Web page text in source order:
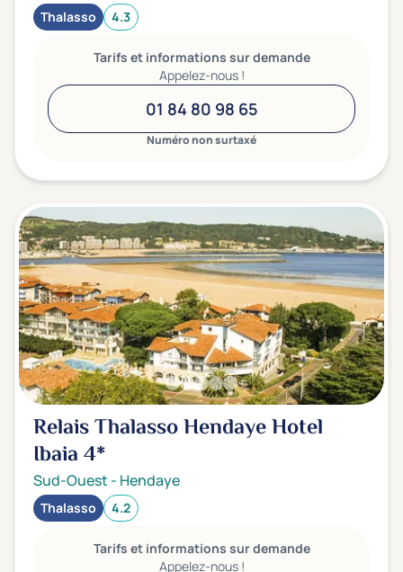
Thalasso 4.3
Tarifs et informations sur demande
Appelez-nous !
01 84 80 98 65
Numéro non surtaxé
Relais Thalasso Hendaye Hotel
Ibaia4*
Sud-Ouest - Hendaye
Thalasso 4.2
Tarifs et informations sur demande
Appelez-nous !